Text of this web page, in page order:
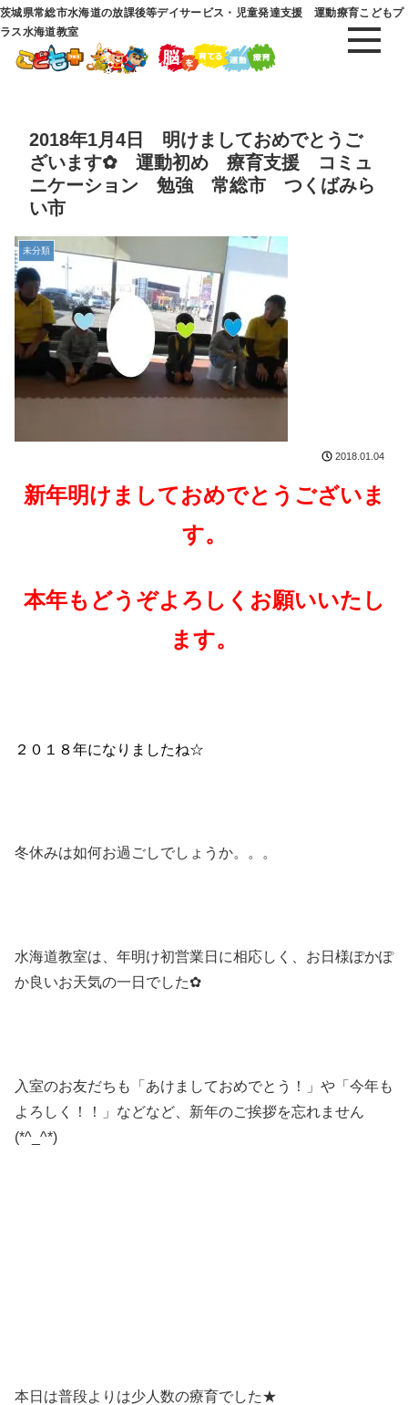
茨城県常総市水海道の放課後等デイサービス・児童発達支援 運動療育こどもプ
ラス水海道教室
2018年1月4日 明けましておめでとうご
ざいます✿ 運動初め 療育支援 コミュ
ニケーション 勉強 常総市 つくばみら
い市
未分類
2018.01.04
新年明けましておめでとうございま
す。
本年もどうぞよろしくお願いいたし
ます。
２０１８年になりましたね☆
冬休みは如何お過ごしでしょうか。。。
水海道教室は、年明け初営業日に相応しく、お日様ぽかぽ
か良いお天気の一日でした✿
入室のお友だちも「あけましておめでとう！」や「今年も
よろしく！！」などなど、新年のご挨拶を忘れません
(*^_^*)
本日は普段よりは少人数の療育でした★